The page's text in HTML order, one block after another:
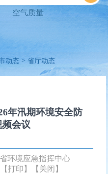
空气质量
动态 >省厅动态
年汛期环境安全防
频会议
省环境应急指挥中心
【打印】 【关闭】